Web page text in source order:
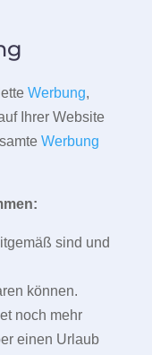
Werbung,
Ihrer Website
Werbung
sind und
können.
noch mehr
einen Urlaub